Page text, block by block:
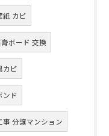
紙 カビ
ボード 交換
カビ
ンド
分譲マンション